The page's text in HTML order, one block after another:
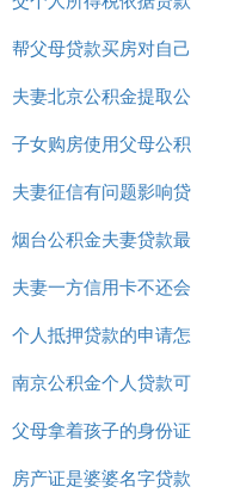
受人必须在同一户
提取公积金的其他
有所有权的自住住
款前连续正常缴存
大修自住住房等情形
户内的存储余额。这
了法律基础。
体操作时还需咨询当
构，以确保符合当地
帮父母贷款买房对自己
买房有何影响吗
夫妻北京公积金提取公
积金贷款
子女购房使用父母公积
金贷款
夫妻征信有问题影响贷
款OK
烟台公积金夫妻贷款最
高额度
夫妻一方信用卡不还会
影响另一方贷款吗
个人抵押贷款的申请怎
么写
南京公积金个人贷款可
以贷多少年
父母拿着孩子的身份证
可以办贷款吗
房产证是婆婆名字贷款